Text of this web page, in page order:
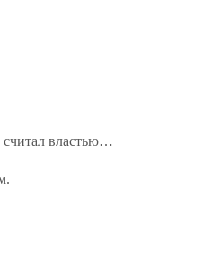
считал властью…